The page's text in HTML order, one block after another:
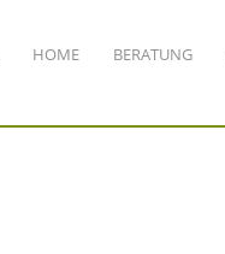
HOME BERATUNG